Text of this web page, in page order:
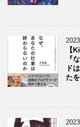
【
『
ド
た